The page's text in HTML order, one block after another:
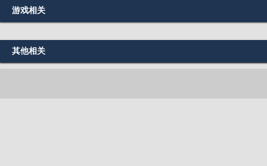
游戏相关
其他相关